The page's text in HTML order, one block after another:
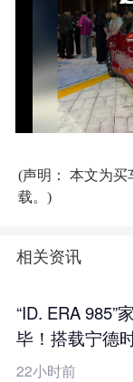
(声明： 本文为买
载。)
相关资讯
“ID. ERA 985”
毕！搭载宁德
真端到端全场
22小时前